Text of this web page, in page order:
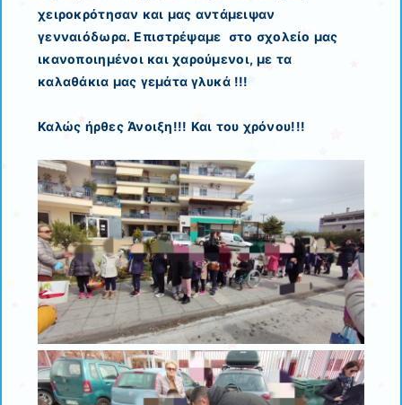
χειροκρότησαν και μας αντάμειψαν
γενναιόδωρα. Επιστρέψαμε στο σχολείο μας
ικανοποιημένοι και χαρούμενοι, με τα
καλαθάκια μας γεμάτα γλυκά !!!
Καλώς ήρθες Άνοιξη!!! Και του χρόνου!!!